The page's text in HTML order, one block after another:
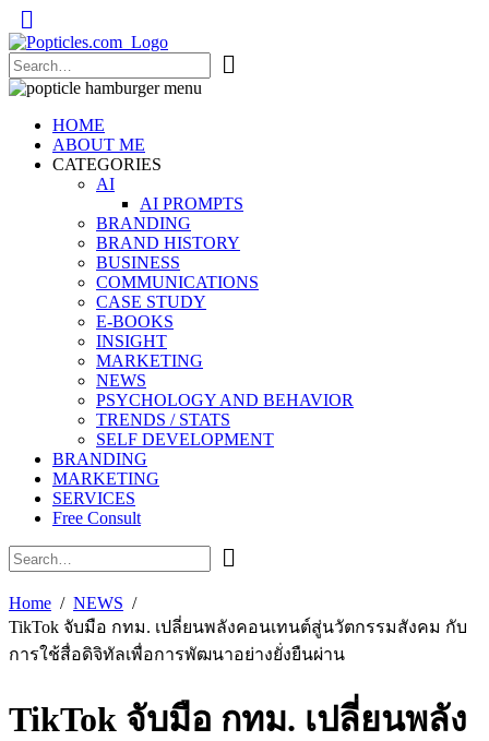
Popticles.com
HOME
ABOUT ME
CATEGORIES
AI
AI PROMPTS
BRANDING
BRAND HISTORY
BUSINESS
COMMUNICATIONS
CASE STUDY
E-BOOKS
INSIGHT
MARKETING
NEWS
PSYCHOLOGY AND BEHAVIOR
TRENDS / STATS
SELF DEVELOPMENT
BRANDING
MARKETING
SERVICES
Free Consult
Home
NEWS
TikTok จับมือ กทม. เปลี่ยนพลังคอนเทนต์สู่นวัตกรรมสังคม กับ
การใช้สื่อดิจิทัลเพื่อการพัฒนาอย่างยั่งยืนผ่าน
TikTok จับมือ กทม. เปลี่ยนพลัง